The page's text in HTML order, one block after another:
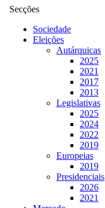
Secções
Sociedade
Eleições
Autárquicas
2025
2021
2017
2013
Legislativas
2025
2024
2022
2019
Europeias
2019
Presidenciais
2026
2021